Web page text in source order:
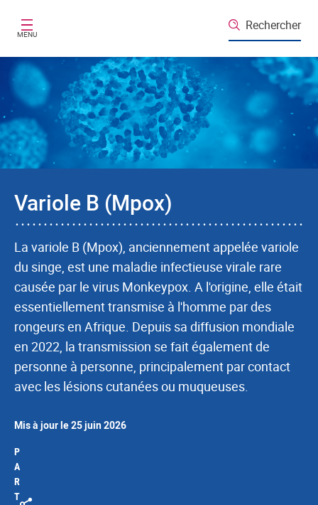
MENU
Rechercher
Variole B (Mpox)
La variole B (Mpox), anciennement appelée variole
du singe, est une maladie infectieuse virale rare
causée par le virus Monkeypox. A l'origine, elle était
essentiellementtransmise à l'homme par des
rongeurs en Afrique. Depuis sa diffusion mondiale
en 2022, la transmission se fait également de
personne à personne, principalement par contact
avec les lésions cutanées ou muqueuses.
Mis à jour le 25 juin 2026
P
A
R
T